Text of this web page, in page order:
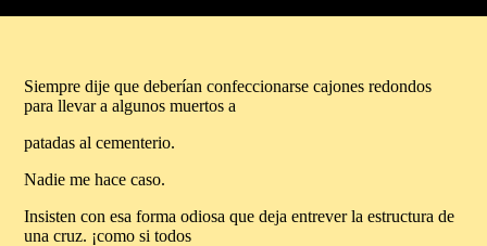
Siempre dije que deberían confeccionarse cajones redondos
para llevar a algunos muertos a
patadas al cementerio.
Nadie me hace caso.
Insisten con esa forma odiosa que deja entrever la estructura de
una cruz. ¡como si todos